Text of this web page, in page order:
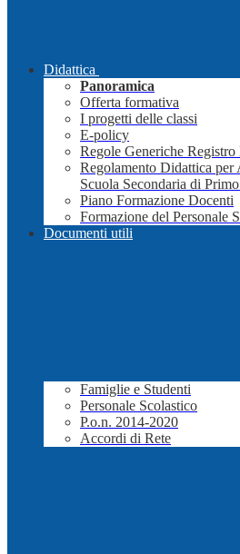
Didattica
Panoramica
Offerta formativa
I progetti delle classi
E-policy
Regole Generiche
Regolamento Didattica
Scuola Secondaria di
Piano Formazione Docenti
Formazione del Personale
Documenti utili
Famiglie e Studenti
Personale Scolastico
P.o.n. 2014-2020
Accordi di Rete